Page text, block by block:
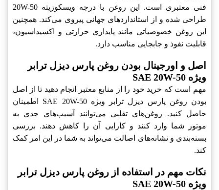
فنی معتبری است. این روغن با درجه ویسکوزیته 20W-50
طراحی شده و از استانداردهای جهانی پیروی می‌کند. همچنین
این روغن خصوصیاتی مانند پایداری حرارتی و اکسیداسیون،
قابلیت نفوذ و جابجایی مناسب دارد.
اصل و اورجینال بودن روغن پارس دیزل ترابر
ویژه SAE 20W-50
مهم است که خرید خود را از منابع معتبر انجام دهید تا از اصل
بودن روغن پارس دیزل ترابر ویژه SAE 20W-50 اطمینان
حاصل کنید. روغن‌های تقلبی می‌توانند آسیب‌های جدی به
موتور شما وارد کنند و کارایی آن را کاهش دهند. بررسی
بسته‌بندی و نشانه‌های اصالت می‌تواند به شما در این امر کمک
کند.
نکات مهم در استفاده از روغن پارس دیزل ترابر
ویژه SAE 20W-50